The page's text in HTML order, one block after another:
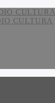
CULTURA
CULTURA